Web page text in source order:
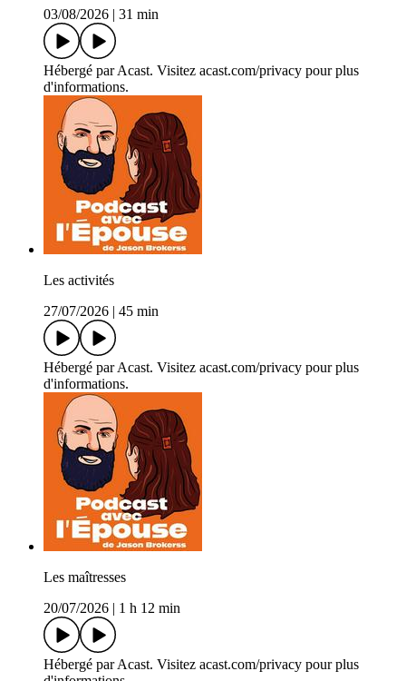
03/08/2026
31 min
Hébergé par Acast. Visitez acast.com/privacy pour plus
d'informations.
Les activités
27/07/2026
45 min
Hébergé par Acast. Visitez acast.com/privacy pour plus
d'informations.
Les maîtresses
20/07/2026
1 h 12 min
Hébergé par Acast. Visitez acast.com/privacy pour plus